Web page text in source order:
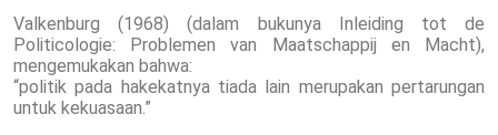
Valkenburg (1968) (dalam bukunya Inleiding tot de
Politicologie: Problemen van Maatschappij en Macht),
mengemukakan bahwa:
“politik pada hakekatnya tiada lain merupakan pertarungan
untuk kekuasaan.”